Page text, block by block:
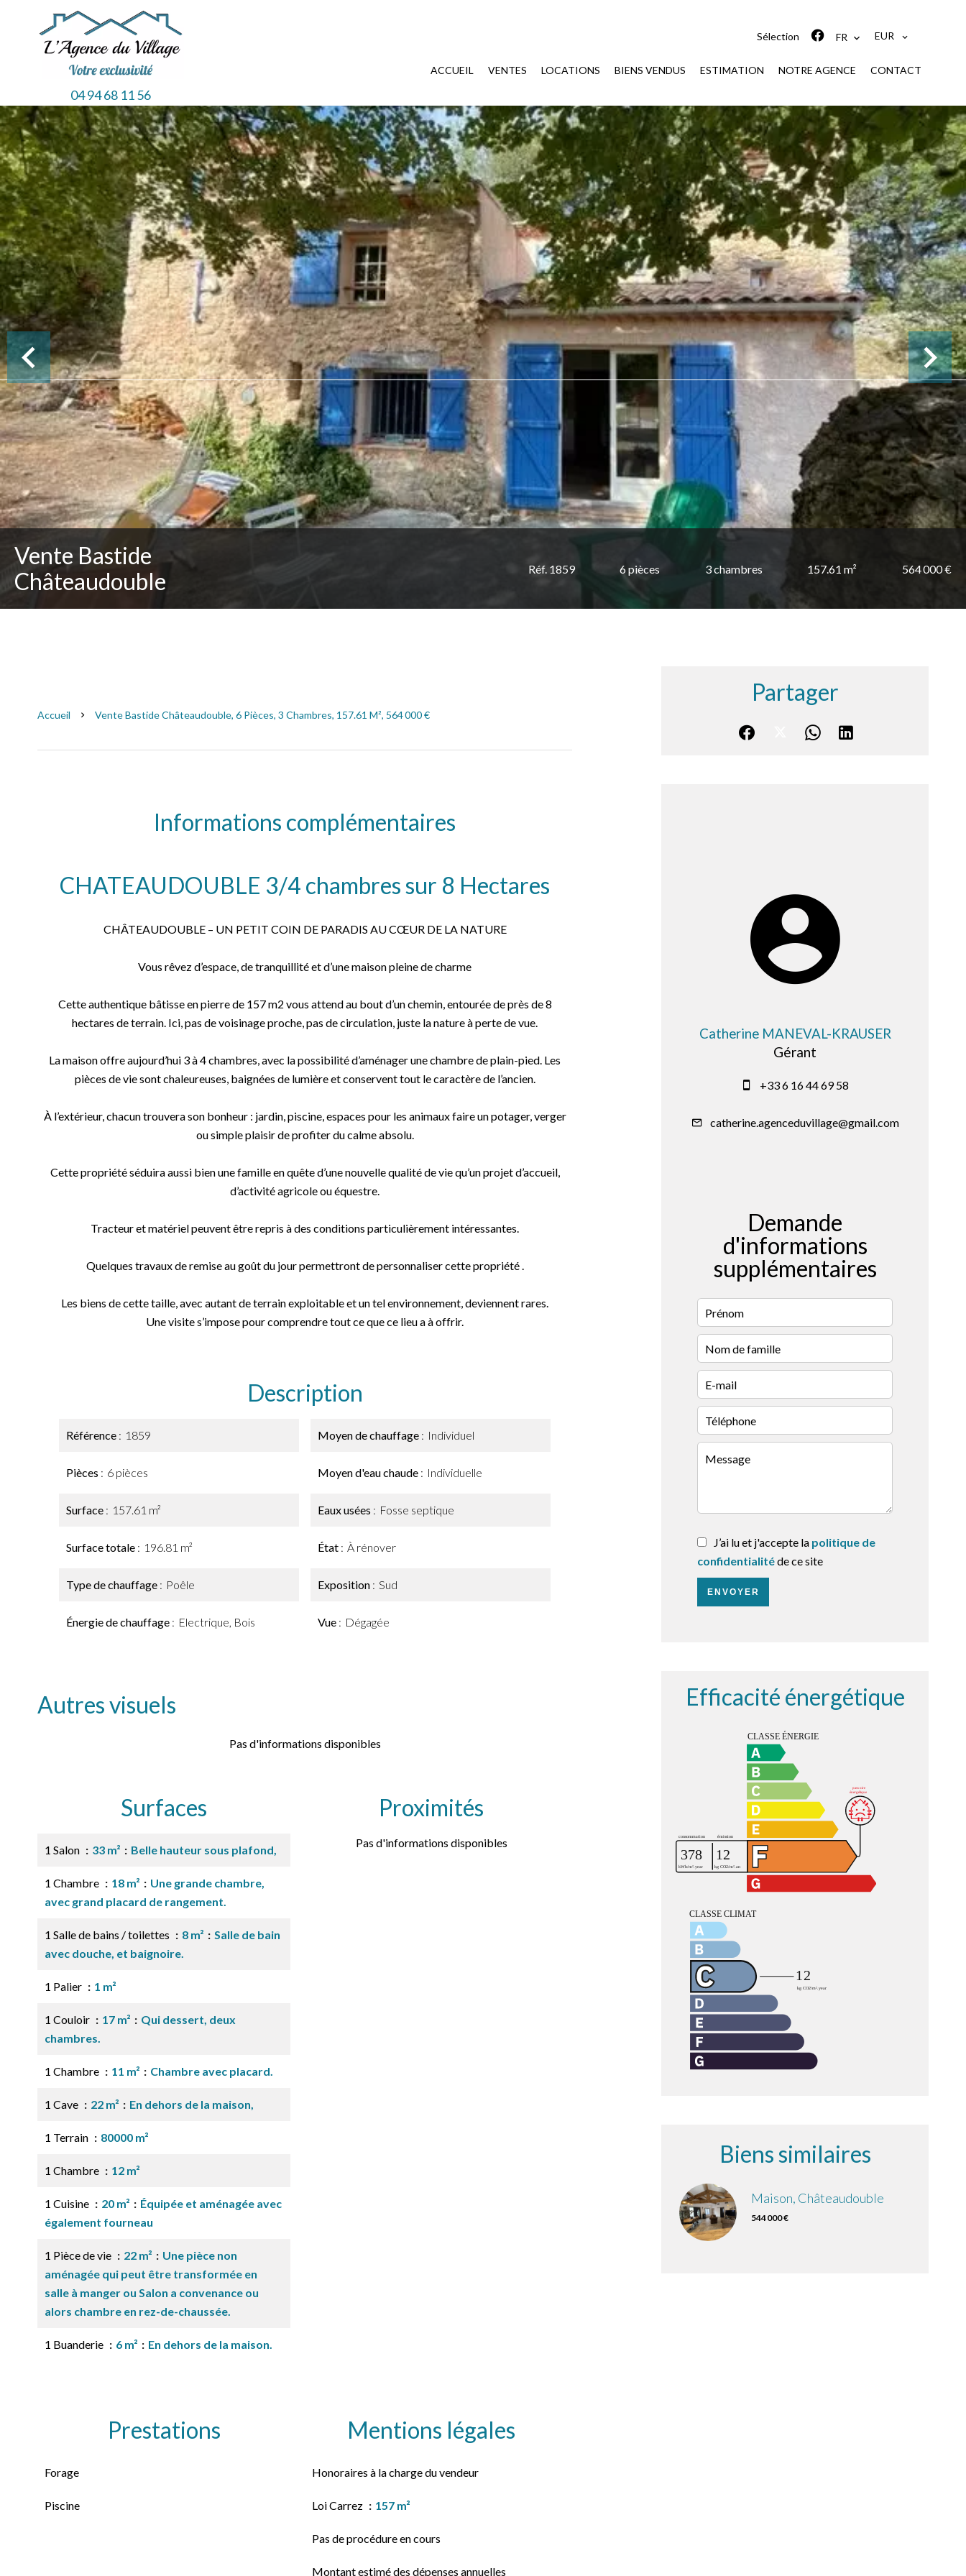
04 94 68 11 56
Sélection FR EUR
ACCUEIL VENTES LOCATIONS BIENS VENDUS ESTIMATION NOTRE AGENCE CONTACT
Vente Bastide
Châteaudouble
Réf. 1859 6 pièces 3 chambres 157.61 m² 564 000 €
Accueil Vente Bastide Châteaudouble, 6 Pièces, 3 Chambres, 157.61 M², 564 000 €
Informations complémentaires
CHATEAUDOUBLE 3/4 chambres sur 8 Hectares
CHÂTEAUDOUBLE – UN PETIT COIN DE PARADIS AU CŒUR DE LA NATURE
Vous rêvez d’espace, de tranquillité et d’une maison pleine de charme
Cette authentique bâtisse en pierre de 157 m2 vous attend au bout d’un chemin, entourée de près de 8
hectares de terrain. Ici, pas de voisinage proche, pas de circulation, juste la nature à perte de vue.
La maison offre aujourd’hui 3 à 4 chambres, avec la possibilité d’aménager une chambre de plain-pied. Les
pièces de vie sont chaleureuses, baignées de lumière et conservent tout le caractère de l’ancien.
À l’extérieur, chacun trouvera son bonheur : jardin, piscine, espaces pour les animaux faire un potager, verger
ou simple plaisir de profiter du calme absolu.
Cette propriété séduira aussi bien une famille en quête d’une nouvelle qualité de vie qu’un projet d’accueil,
d’activité agricole ou équestre.
Tracteur et matériel peuvent être repris à des conditions particulièrement intéressantes.
Quelques travaux de remise au goût du jour permettront de personnaliser cette propriété .
Les biens de cette taille, avec autant de terrain exploitable et un tel environnement, deviennent rares.
Une visite s’impose pour comprendre tout ce que ce lieu a à offrir.
Description
Référence 1859
Pièces 6 pièces
Surface 157.61 m²
Surface totale 196.81 m²
Type de chauffage Poêle
Énergie de chauffage Electrique, Bois
Moyen de chauffage Individuel
Moyen d'eau chaude Individuelle
Eaux usées Fosse septique
État À rénover
Exposition Sud
Vue Dégagée
Autres visuels
Pas d'informations disponibles
Surfaces
1 Salon 33 m² Belle hauteur sous plafond,
1 Chambre 18 m²
Une grande chambre,
avec grand placard de rangement.
1 Salle de bains / toilettes 8 m²
Salle de bain
avec douche, et baignoire.
1 Palier 1 m²
1 Couloir 17 m²
Qui dessert, deux
chambres.
1 Chambre 11 m² Chambre avec placard.
1 Cave 22 m² En dehors de la maison,
1 Terrain 80000 m²
1 Chambre 12 m²
1 Cuisine 20 m²
Équipée et aménagée avec
également fourneau
1 Pièce de vie 22 m²
Une pièce non
aménagée qui peut être transformée en
salle à manger ou Salon a convenance ou
alors chambre en rez-de-chaussée.
1 Buanderie 6 m² En dehors de la maison.
Proximités
Pas d'informations disponibles
Prestations
Forage
Piscine
Mentions légales
Honoraires à la charge du vendeur
Loi Carrez 157 m²
Pas de procédure en cours
Montant estimé des dépenses annuelles
Partager
Catherine MANEVAL-KRAUSER
Gérant
+33 6 16 44 69 58
catherine.agenceduvillage@gmail.com
Demande
d'informations
supplémentaires
J’ai lu et j'accepte la politique de
confidentialitéde ce site
ENVOYER
Efficacité énergétique
Biens similaires
Maison, Châteaudouble
544 000 €